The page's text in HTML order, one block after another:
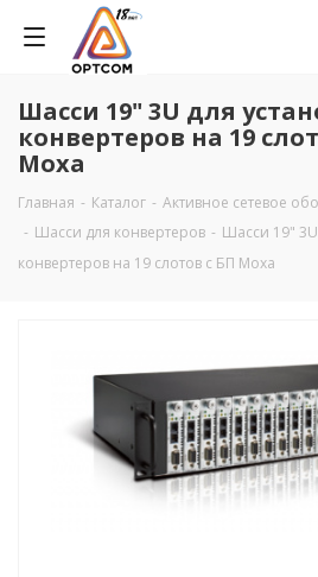
Шасси 19" 3U для
конвертеров на 19
Moxa
Главная - Каталог - Активное сетевое
- Шасси для конвертеров - Шасси 19"
конвертеров на 19 слотов с БП Moxa